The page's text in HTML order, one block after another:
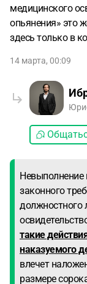
медицинского
опьянения» это
здесь только в
14 марта, 00:09
Невыполнение
законного
должностного
такие
наказуемого
влечет
размере